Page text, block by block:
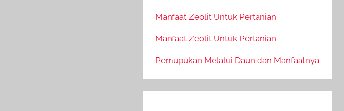
Manfaat Zeolit Untuk Pertanian
Manfaat Zeolit Untuk Pertanian
Pemupukan Melalui Daun dan Manfaatnya